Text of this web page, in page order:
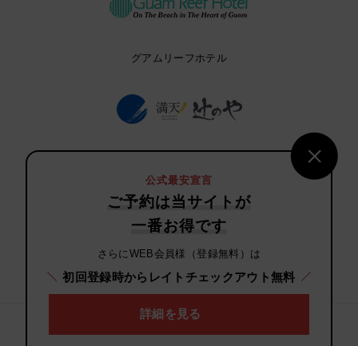
公式最安宣言
ご予約は当サイトが
一番お得です
さらにWEB会員様（登録無料）は
初回登録時からレイトチェックアウト無料
詳細を見る
グアムリーフホテル
ヴィソン ホテルズ